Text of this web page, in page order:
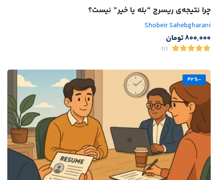
چرا نتیجه‌ی ریسرچ “بله یا خیر” نیست؟
Shobeir Sahebgharani
800,000تومان
(1)
-42%